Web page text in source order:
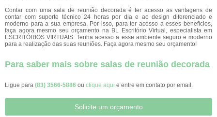
Contar com uma sala de reunião decorada é ter acesso as vantagens de
contar com suporte técnico 24 horas por dia e ao design diferenciado e
moderno para a sua empresa. Por isso, para ter acesso a esses benefícios,
faça agora mesmo seu orçamento na BL Escritório Virtual, especialista em
ESCRITÓRIOS VIRTUAIS. Tenha acesso a esse ambiente seguro e moderno
para a realização das suas reuniões. Faça agora mesmo seu orçamento!
Para saber mais sobre salas de reunião decorada
Ligue para (83) 3566-5886 ou clique aqui e entre em contato por email.
Solicite um orçamento